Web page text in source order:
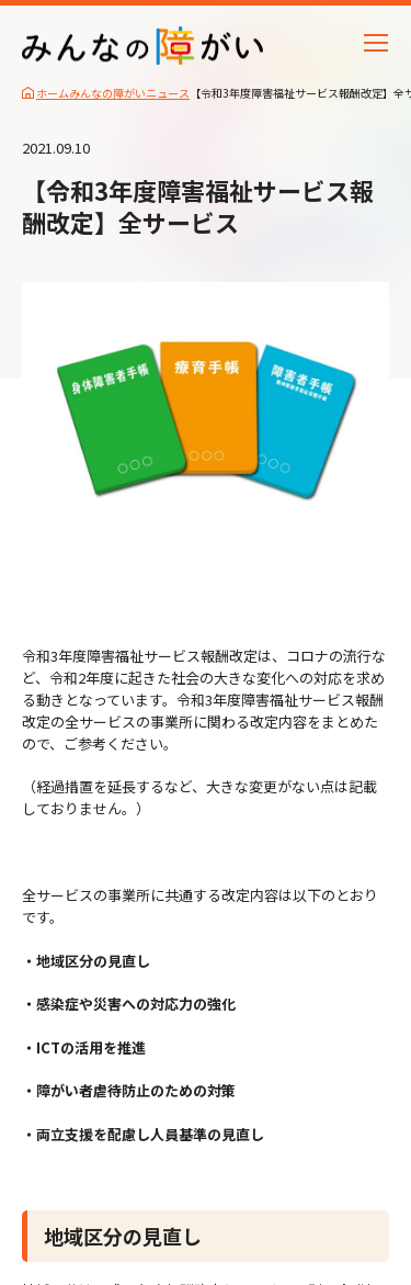
ホームみんなの障がいニュース 【令和3年度障害福祉サービス報酬改定】全
2021.09.10
【令和3年度障害福祉サービス報
酬改定】全サービス
令和3年度障害福祉サービス報酬改定は、コロナの流行な
ど、令和2年度に起きた社会の大きな変化への対応を求め
る動きとなっています。 令和3年度障害福祉サービス報酬
改定の全サービスの事業所に関わる改定内容をまとめた
ので、ご参考ください。
（経過措置を延長するなど、大きな変更がない点は記載
しておりません。）
全サービスの事業所に共通する改定内容は以下のとおり
です。
・地域区分の見直し
・感染症や災害への対応力の強化
・ICTの活用を推進
・障がい者虐待防止のための対策
・両立支援を配慮し人員基準の見直し
地域区分の見直し